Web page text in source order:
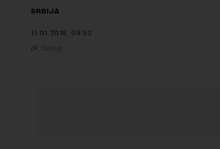
SRBIJA
11.01.2016. 09:52
Tanjug